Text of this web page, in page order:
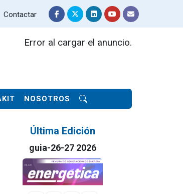
Contactar
Error al cargar el anuncio.
NOSOTROS
Última Edición
guia-26-27 2026